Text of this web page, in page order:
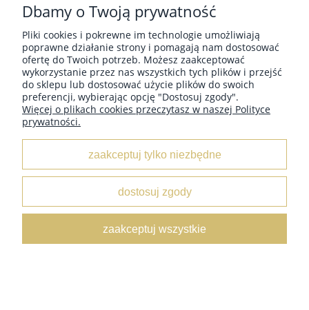
Każdy miłośnik robienia na drutach wie, że to nie tylko
włóczka i druty tworzą magię dziania. Istnieje cała gama
akcesoriów, które mogą uczynić proces dziergania
łatwiejszym, bardziej efektywnym i przyjemnym. Oto 10
niezbędnych akcesoriów dla każdego zapalonych
dziergającego:
Porównanie technik robienia na drutach:
od podstawowych do bardziej
zaawansowanych
w kategorii: autor:
Dbamy o Twoją prywatność
Pliki cookies i pokrewne im technologie umożliwiają
poprawne działanie strony i pomagają nam dostosować
ofertę do Twoich potrzeb. Możesz zaakceptować
wykorzystanie przez nas wszystkich tych plików i przejść
do sklepu lub dostosować użycie plików do swoich
preferencji, wybierając opcję "Dostosuj zgody".
Więcej o plikach cookies przeczytasz w naszej Polityce
prywatności.
zaakceptuj tylko niezbędne
dostosuj zgody
zaakceptuj wszystkie